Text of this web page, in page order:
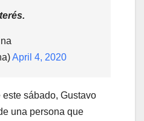
April 4, 2020
sábado, Gustavo
una persona que